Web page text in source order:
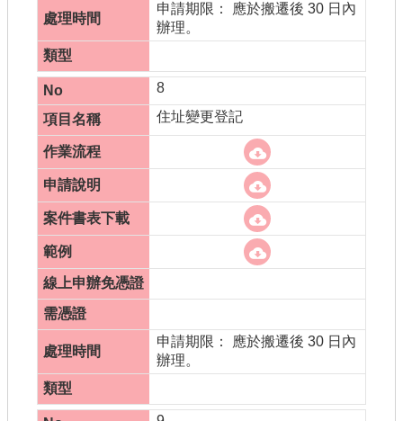
申請期限： 應於搬遷後 30 日內
辦理。
8
住址變更登記
申請期限： 應於搬遷後 30 日內
辦理。